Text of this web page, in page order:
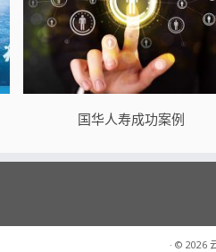
国华人寿成功案例
· © 2026